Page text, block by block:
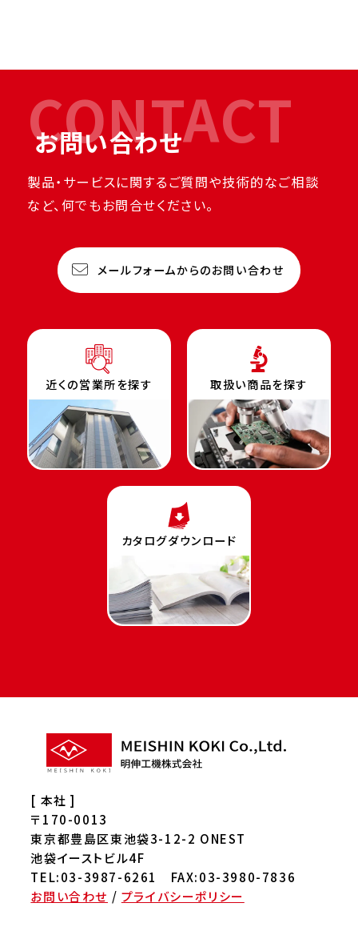
CONTACT
お問い合わせ
製品・サービスに関するご質問や技術的なご相談
など、何でもお問合せください。
メールフォームからのお問い合わせ
近くの営業所を探す 取扱い商品を探す
カタログダウンロード
[ 本社 ]
〒170-0013
東京都豊島区東池袋3-12-2 ONEST
池袋イーストビル4F
TEL:03-3987-6261 FAX:03-3980-7836
お問い合わせ / プライバシーポリシー